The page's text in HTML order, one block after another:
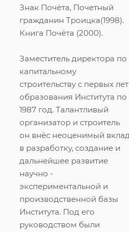
Знак Почёта, Почетный
гражданин Троицка(1998).
Книга Почёта (2000).
Заместитель директора по
капитальному
строительству с первых лет
образования Института по
1987 год. Талантливый
организатор и строитель
он внёс неоценимый
в разработку, создание и
дальнейшее развитие
научно -
экспериментальной и
производственной базы
Института. Под его
руководством были